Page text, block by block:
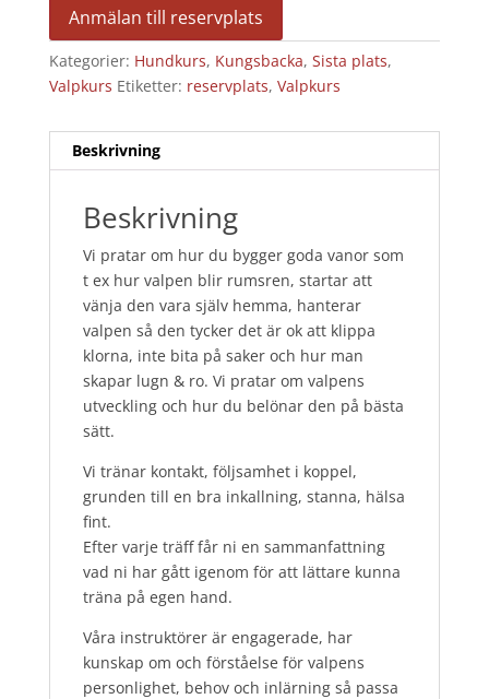
Anmälan till reservplats
Kategorier: Hundkurs, Kungsbacka, Sista plats,
Valpkurs Etiketter: reservplats, Valpkurs
Beskrivning
Beskrivning
Vi pratar om hur du bygger goda vanor som
t ex hur valpen blir rumsren, startar att
vänja den vara själv hemma, hanterar
valpen så den tycker det är ok att klippa
klorna, inte bita på saker och hur man
skapar lugn & ro. Vi pratar om valpens
utveckling och hur du belönar den på bästa
sätt.
Vi tränar kontakt, följsamhet i koppel,
grunden till en bra inkallning, stanna, hälsa
fint.
Efter varje träff får ni en sammanfattning
vad ni har gått igenom för att lättare kunna
träna på egen hand.
Våra instruktörer är engagerade, har
kunskap om och förståelse för valpens
personlighet, behov och inlärning så passa